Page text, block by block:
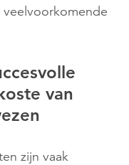
veelvoorkomende
van
zijn vaak